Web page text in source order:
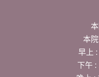
本
早上
下午 :